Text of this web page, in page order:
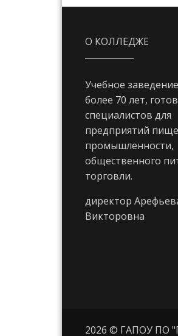
О КОЛЛЕДЖЕ
Учебное
более 70 лет,
специалистов для
предприятий
промышленности,
общественного
торговли.
директор
Викторовна
2026 © ГАПОУ ПО